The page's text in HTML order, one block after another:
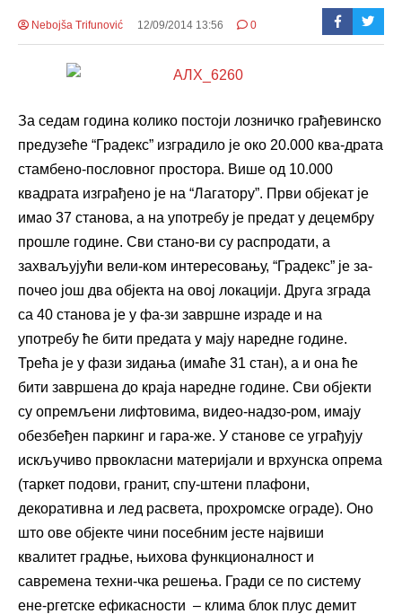
Nebojša Trifunović 12/09/2014 13:56 0
За седам година колико постоји лозничко грађевинско
предузеће “Градекс” изградило је око 20.000 ква-драта
стамбено-пословног простора. Више од 10.000
квадрата изграђено је на “Лагатору”. Први објекат је
имао 37 станова, а на употребу је предат у децембру
прошле године. Сви стано-ви су распродати, а
захваљујући вели-ком интересовању, “Градекс” је за-
почео још два објекта на овој локацији. Друга зграда
са 40 станова је у фа-зи завршне израде и на
употребу ће бити предата у мају наредне године.
Трећа је у фази зидања (имаће 31 стан), а и она ће
бити завршена до краја наредне године. Сви објекти
су опремљени лифтовима, видео-надзо-ром, имају
обезбеђен паркинг и гара-же. У станове се уграђују
искључиво првокласни материјали и врхунска опрема
(таркет подови, гранит, спу-штени плафони,
декоративна и лед расвета, прохромске ограде). Оно
што ове објекте чини посебним јесте највиши
квалитет градње, њихова функционалност и
савремена техни-чка решења. Гради се по систему
ене-ргетске ефикасности – клима блок плус демит